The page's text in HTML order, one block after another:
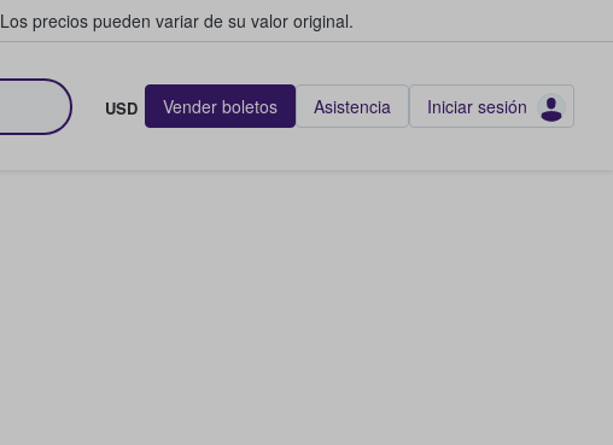
Los precios pueden variar de su valor original.
USD Vender boletos Asistencia Iniciar sesión